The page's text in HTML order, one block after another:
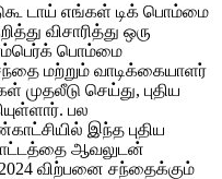
டாய் எங்கள் டிக் பொம்மை
விசாரித்து ஒரு
பொம்மை
மற்றும் வாடிக்கையாளர்
செய்து, புதிய
பல
இந்த புதிய
ஆவலுடன்
விற்பனை சந்தைக்கும்